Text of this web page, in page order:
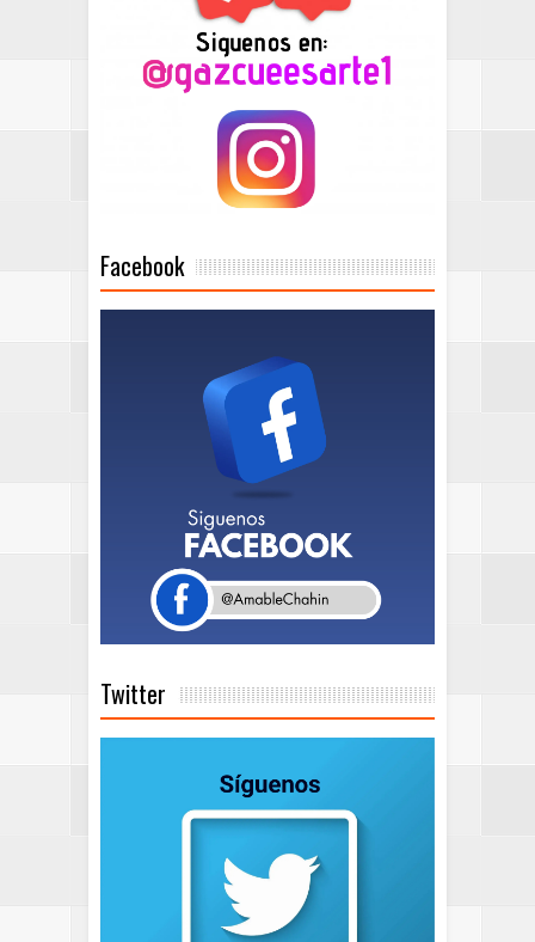
Facebook
Twitter